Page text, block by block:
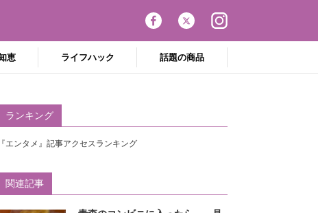
恵 ライフハック 話題の商品
ランキング
『エンタメ』記事アクセスランキング
関連記事